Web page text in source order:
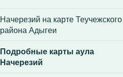
Начерезий на карте Теучежского
района Адыгеи
Подробные карты аула
Начерезий